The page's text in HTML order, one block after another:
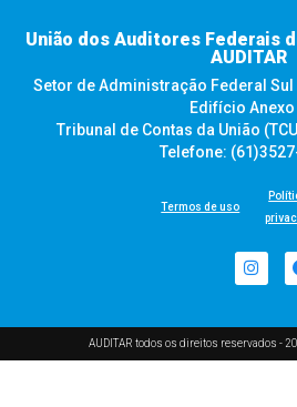
União dos Auditores Federais
AUDITAR
Setor de Administração Federal Sul
Edifício Anexo II
Tribunal de Contas da União
Telefone:
Termos de uso
AUDITAR todos os direitos reservados -